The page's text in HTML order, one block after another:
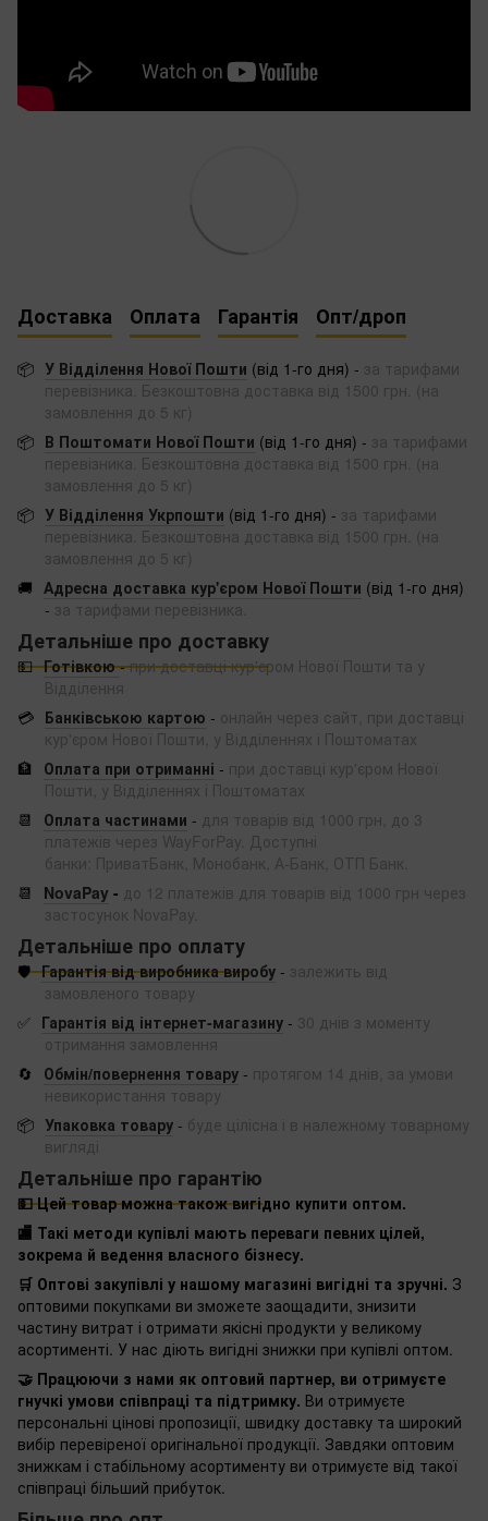
Доставка Оплата Гарантія Опт/дроп
📦 У Відділення Нової Пошти (від 1-го дня) - за тарифами
перевізника. Безкоштовна доставка від 1500 грн. (на
замовлення до 5 кг)
📦 В Поштомати Нової Пошти (від 1-го дня) - за тарифами
перевізника. Безкоштовна доставка від 1500 грн. (на
замовлення до 5 кг)
📦 У Відділення Укрпошти (від 1-го дня) - за тарифами
перевізника. Безкоштовна доставка від 1500 грн. (на
замовлення до 5 кг)
🚚 Адресна доставка кур'єром Нової Пошти (від 1-го дня)
- за тарифами перевізника.
Детальніше про доставку
💵 Готівкою -при доставці кур'єром Нової Пошти та у
Відділення
💳 Банківською картою - онлайн через сайт, при доставці
кур'єром Нової Пошти, у Відділеннях і Поштоматах
🏦
Оплата при отриманні - при доставці кур'єром Нової
Пошти, у Відділеннях і Поштоматах
📆
Оплата частинами - для товарів від 1000 грн, до 3
платежів через WayForPay. Доступні
банки: ПриватБанк, Монобанк, А-Банк, ОТП Банк.
📆
NovaPay - до 12 платежів для товарів від 1000 грн через
застосунок NovaPay.
Детальніше про оплату
🛡️ Гарантія від виробника виробу - залежить від
замовленого товару
✅ Гарантія від інтернет-магазину - 30 днів з моменту
отримання замовлення
🔄
Обмін/повернення товару - протягом 14 днів, за умови
невикористання товару
📦 Упаковка товару - буде цілісна і в належному товарному
вигляді
Детальніше про гарантію
💵 Цей товар можна також вигідно купити оптом.
🏬 Такі методи купівлі мають переваги певних цілей,
зокрема й ведення власного бізнесу.
🛒 Оптові закупівлі у нашому магазині вигідні та зручні. З
оптовими покупками ви зможете заощадити, знизити
частину витрат і отримати якісні продукти у великому
асортименті. У нас діють вигідні знижки при купівлі оптом.
🤝 Працюючи з нами як оптовий партнер, ви отримуєте
гнучкі умови співпраці та підтримку. Ви отримуєте
персональні цінові пропозиції, швидку доставку та широкий
вибір перевіреної оригінальної продукції. Завдяки оптовим
знижкам і стабільному асортименту ви отримуєте від такої
співпраці більший прибуток.